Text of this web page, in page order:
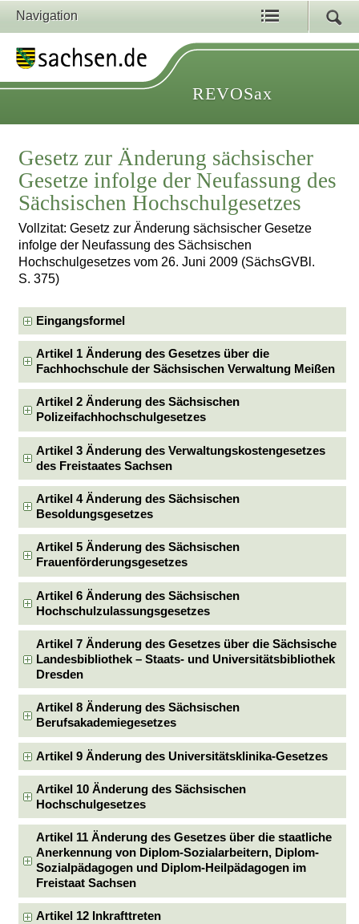
Navigation
REVOSax
Gesetz zur Änderung sächsischer
Gesetze infolge der Neufassung des
Sächsischen Hochschulgesetzes
Vollzitat: Gesetz zur Änderung sächsischer Gesetze
infolge der Neufassung des Sächsischen
Hochschulgesetzes vom 26. Juni 2009 (SächsGVBl.
S. 375)
Eingangsformel
Artikel 1 Änderung des Gesetzes über die
Fachhochschule der Sächsischen Verwaltung Meißen
Artikel 2 Änderung des Sächsischen
Polizeifachhochschulgesetzes
Artikel 3 Änderung des Verwaltungskostengesetzes
des Freistaates Sachsen
Artikel 4 Änderung des Sächsischen
Besoldungsgesetzes
Artikel 5 Änderung des Sächsischen
Frauenförderungsgesetzes
Artikel 6 Änderung des Sächsischen
Hochschulzulassungsgesetzes
Artikel 7 Änderung des Gesetzes über die Sächsische
Landesbibliothek – Staats- und Universitätsbibliothek
Dresden
Artikel 8 Änderung des Sächsischen
Berufsakademiegesetzes
Artikel 9 Änderung des Universitätsklinika-Gesetzes
Artikel 10 Änderung des Sächsischen
Hochschulgesetzes
Artikel 11 Änderung des Gesetzes über die staatliche
Anerkennung von Diplom-Sozialarbeitern, Diplom-
Sozialpädagogen und Diplom-Heilpädagogen im
Freistaat Sachsen
Artikel 12 Inkrafttreten